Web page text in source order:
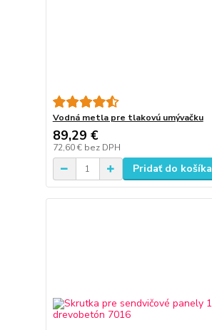
Vodná metla pre tlakovú umývačku
89,29 €
72,60 € bez DPH
Pridať do košíka